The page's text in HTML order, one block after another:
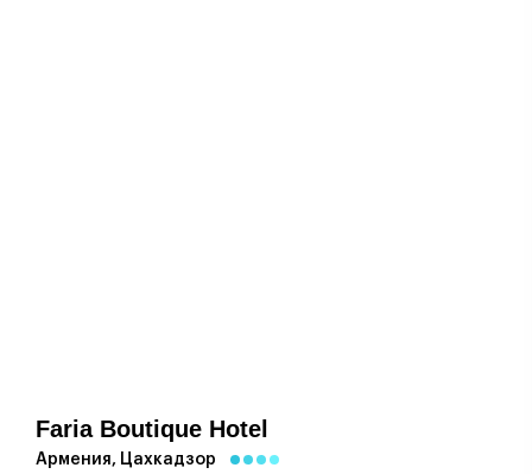
Faria Boutique Hotel
Армения, Цахкадзор